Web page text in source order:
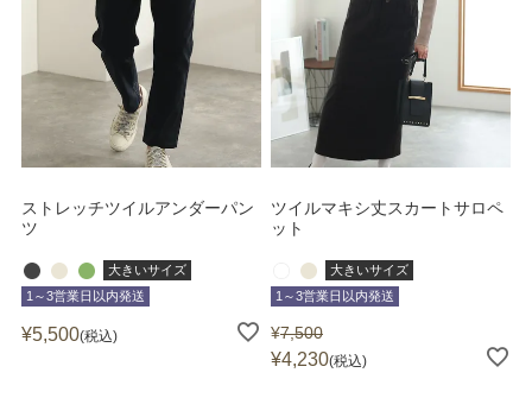
ストレッチツイルアンダーパン
ツ
大きいサイズ
1～3営業日以内発送
¥5,500 税込
ツイルマキシ丈スカートサロペ
ット
大きいサイズ
1～3営業日以内発送
¥7,500
¥4,230 税込